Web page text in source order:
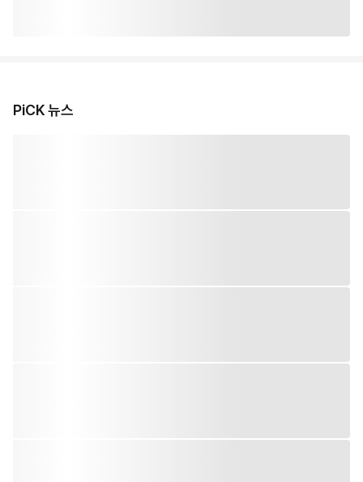
PiCK 뉴스